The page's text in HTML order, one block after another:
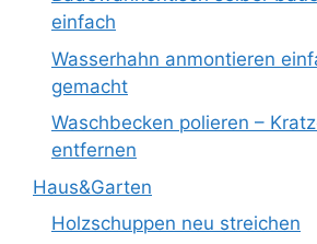
einfach
Wasserhahn anmontieren
gemacht
Waschbecken polieren –
entfernen
Haus&Garten
Holzschuppen neu streichen